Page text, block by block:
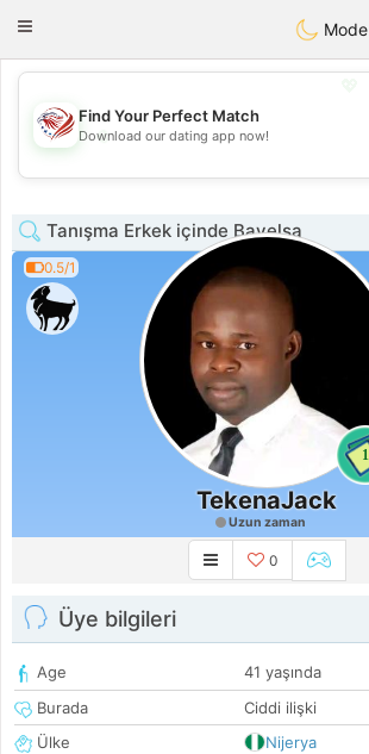
Dating
Toggle
Mode
💖
💕
Find Your Perfect Match
Download our dating app now!
Tanışma Erkek içinde Bayelsa
0.5/1
1
TekenaJack
Uzun zaman
0
Üye bilgileri
Age
41 yaşında
Burada
Ciddi ilişki
Ülke
Nijerya